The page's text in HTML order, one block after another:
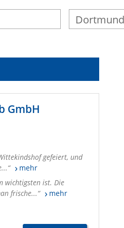
GmbH
gefeiert, und
mehr
wichtigsten ist. Die
frische...
mehr